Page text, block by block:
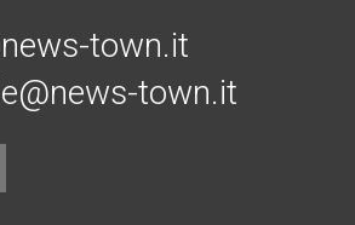
town.it
town.it